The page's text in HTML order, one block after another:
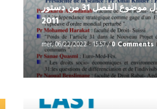
يوم دراسي حول موضوع الفصل 31 من دستور
2011
mer, 06/22/2022 - 15:57/0 Comments